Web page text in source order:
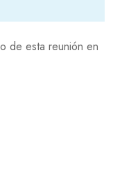
de esta reunión en